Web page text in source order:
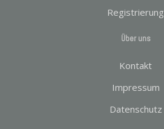
Registrierung
Über uns
Kontakt
Impressum
Datenschutz